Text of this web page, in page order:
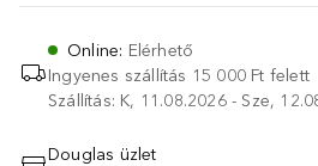
Online: Elérhető
Ingyenes szállítás 15 000 Ft felett
Szállítás: K, 11.08.2026 - Sze,
Douglas üzlet